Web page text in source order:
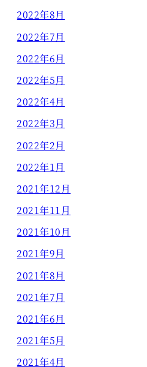
2022年8月
2022年7月
2022年6月
2022年5月
2022年4月
2022年3月
2022年2月
2022年1月
2021年12月
2021年11月
2021年10月
2021年9月
2021年8月
2021年7月
2021年6月
2021年5月
2021年4月